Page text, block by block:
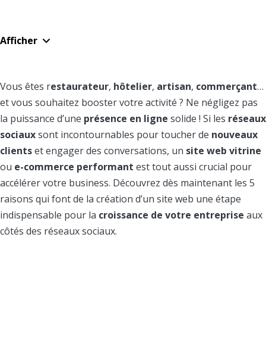
Vous avez un contrôle total sur l’expérience utilisateur
Vous avez la possibilité de générer des leads
Vous améliorez votre référencement naturel (SEO)
Afficher
Vous êtes restaurateur, hôtelier, artisan, commerçant…
et vous souhaitez booster votre activité ? Ne négligez pas
la puissance d’une présence en ligne solide ! Si les réseaux
sociauxsont incontournables pour toucher de nouveaux
clientset engager des conversations, un site web vitrine
ou e-commerce performant est tout aussi crucial pour
accélérer votre business. Découvrez dès maintenant les 5
raisons qui font de la création d’un site web une étape
indispensable pour la croissance de votre entreprise aux
côtés des réseaux sociaux.